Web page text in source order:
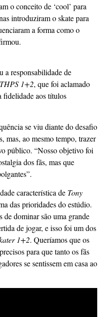
o conceito de ‘cool’ para
introduziram o skate para
a forma como o
a responsabilidade de
THPS 1+2, que foi aclamado
fidelidade aos títulos
se viu diante do desafio
mas, ao mesmo tempo, trazer
público. “Nosso objetivo foi
dos fãs, mas que
característica de Tony
das prioridades do estúdio.
de dominar são uma grande
de jogar, e isso foi um dos
1+2. Queríamos que os
para que tanto os fãs
se sentissem em casa ao